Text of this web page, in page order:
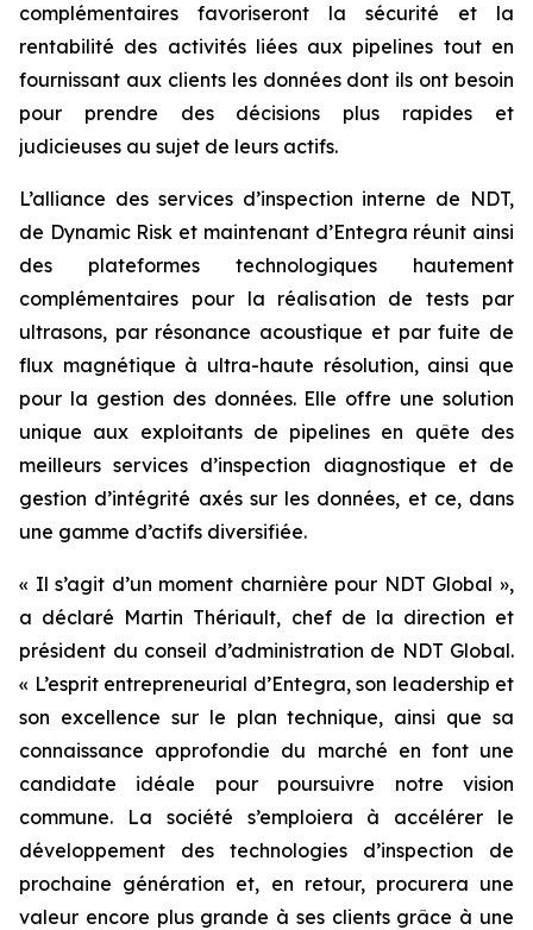
complémentaires favoriseront la sécurité et la
rentabilité des activités liées aux pipelines tout en
fournissant aux clients les données dont ils ont besoin
pour prendre des décisions plus rapides et
judicieuses au sujet de leurs actifs.
L’alliance des services d’inspection interne de NDT,
de Dynamic Risk et maintenant d’Entegra réunit ainsi
des plateformes technologiques hautement
complémentaires pour la réalisation de tests par
ultrasons, par résonance acoustique et par fuite de
flux magnétique à ultra-haute résolution, ainsi que
pour la gestion des données. Elle offre une solution
unique aux exploitants de pipelines en quête des
meilleurs services d’inspection diagnostique et de
gestion d’intégrité axés sur les données, et ce, dans
une gamme d’actifs diversifiée.
« Il s’agit d’un moment charnière pour NDT Global »,
a déclaré Martin Thériault, chef de la direction et
président du conseil d’administration de NDT Global.
« L’esprit entrepreneurial d’Entegra, son leadership et
son excellence sur le plan technique, ainsi que sa
connaissance approfondie du marché en font une
candidate idéale pour poursuivre notre vision
commune. La société s’emploiera à accélérer le
développement des technologies d’inspection de
prochaine génération et, en retour, procurera une
valeur encore plus grande à ses clients grâce à une